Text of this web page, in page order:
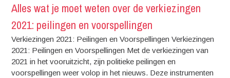
Alles wat je moet weten over de verkiezingen
2021: peilingen en voorspellingen
Verkiezingen 2021: Peilingen en Voorspellingen Verkiezingen
2021: Peilingen en Voorspellingen Met de verkiezingen van
2021 in het vooruitzicht, zijn politieke peilingen en
voorspellingen weer volop in het nieuws. Deze instrumenten